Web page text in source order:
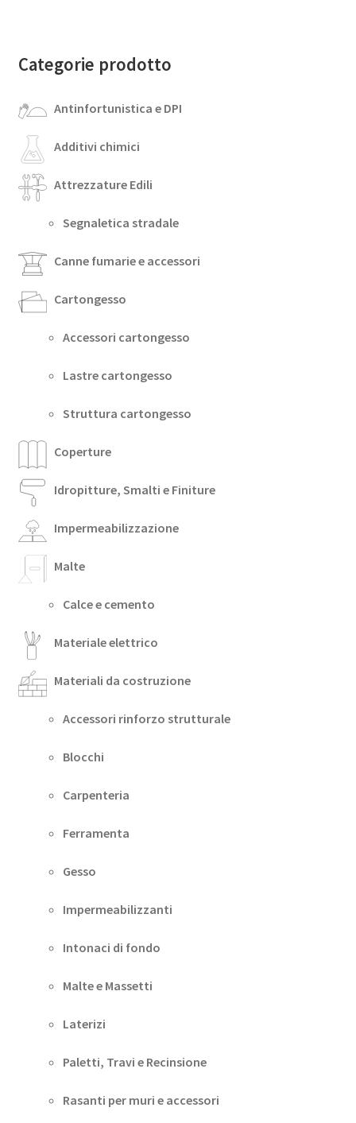
Categorie prodotto
Antinfortunistica e DPI
Additivi chimici
Attrezzature Edili
Segnaletica stradale
Canne fumarie e accessori
Cartongesso
Accessori cartongesso
Lastre cartongesso
Struttura cartongesso
Coperture
Idropitture, Smalti e Finiture
Impermeabilizzazione
Malte
Calce e cemento
Materiale elettrico
Materiali da costruzione
Accessori rinforzo strutturale
Blocchi
Carpenteria
Ferramenta
Gesso
Impermeabilizzanti
Intonaci di fondo
Malte e Massetti
Laterizi
Paletti, Travi e Recinsione
Rasanti per muri e accessori